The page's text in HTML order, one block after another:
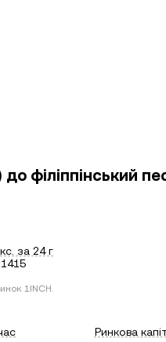
філіппінський
за 24 г
1INCH.
Ринкова